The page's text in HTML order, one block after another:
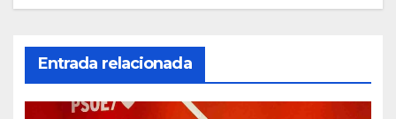
Entrada relacionada